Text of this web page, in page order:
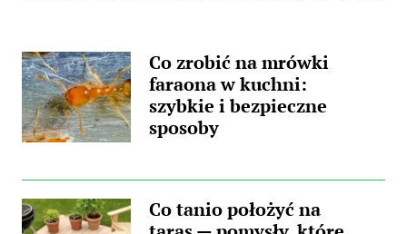
nieprzyjemna towarzyszka? Główną
przyczyną...
Co zrobić na mrówki
faraona w kuchni:
szybkie i bezpieczne
sposoby
Co tanio położyć na